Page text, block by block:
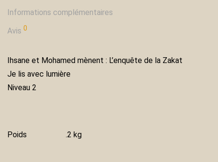
Informations complémentaires
Avis 0
Ihsane et Mohamed mènent : L’enquête de la Zakat
Je lis avec lumière
Niveau 2
Poids .2 kg